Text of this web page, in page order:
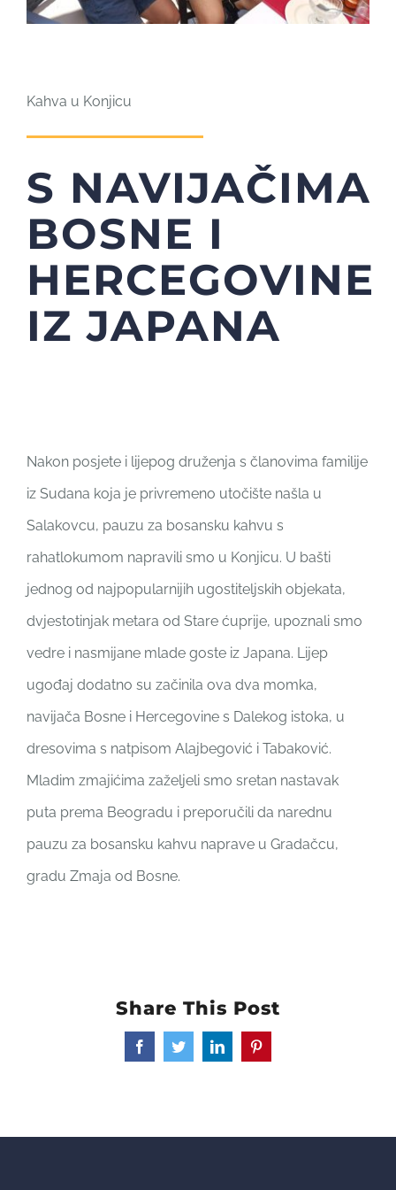
Kahva u Konjicu
S NAVIJAČIMA
BOSNE I
HERCEGOVINE
IZ JAPANA
Nakon posjete i lijepog druženja s članovima familije
iz Sudana koja je privremeno utočište našla u
Salakovcu, pauzu za bosansku kahvu s
rahatlokumom napravili smo u Konjicu. U bašti
jednog od najpopularnijih ugostiteljskih objekata,
dvjestotinjak metara od Stare ćuprije, upoznali smo
vedre i nasmijane mlade goste iz Japana. Lijep
ugođaj dodatno su začinila ova dva momka,
navijača Bosne i Hercegovine s Dalekog istoka, u
dresovima s natpisom Alajbegović i Tabaković.
Mladim zmajićima zaželjeli smo sretan nastavak
puta prema Beogradu i preporučili da narednu
pauzu za bosansku kahvu naprave u Gradačcu,
gradu Zmaja od Bosne.
Share This Post
FacebookTwitterLinkedInPinterest